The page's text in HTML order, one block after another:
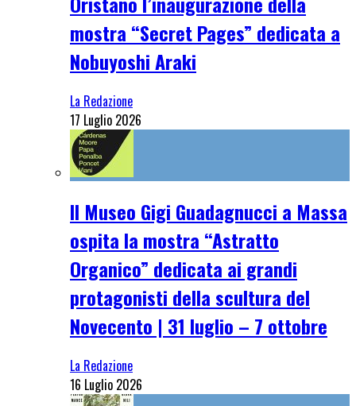
mostra “Secret Pages” dedicata a
Nobuyoshi Araki
La Redazione
17 Luglio 2026
Il Museo Gigi Guadagnucci a Massa
ospita la mostra “Astratto
Organico” dedicata ai grandi
protagonisti della scultura del
Novecento | 31 luglio – 7 ottobre
La Redazione
16 Luglio 2026